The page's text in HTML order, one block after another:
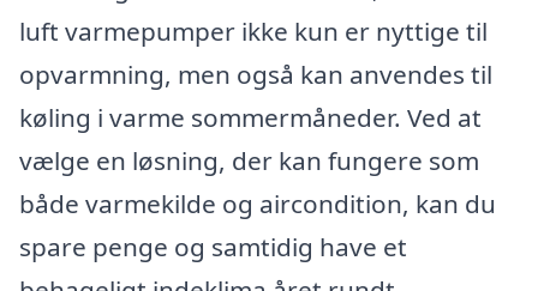
luft varmepumper ikke kun er nyttige til
opvarmning, men også kan anvendes til
køling i varme sommermåneder. Ved at
vælge en løsning, der kan fungere som
både varmekilde og aircondition, kan du
spare penge og samtidig have et